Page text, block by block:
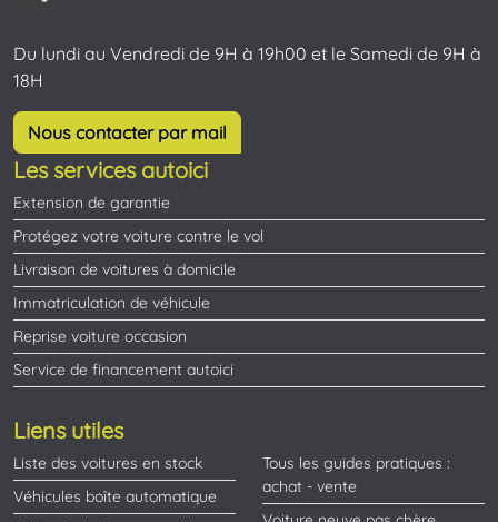
Du lundi au Vendredi de 9H à 19h00 et le Samedi de 9H à
18H
Nous contacter par mail
Les services autoici
Extension de garantie
Protégez votre voiture contre le vol
Livraison de voitures à domicile
Immatriculation de véhicule
Reprise voiture occasion
Service de financement autoici
Liens utiles
Liste des voitures en stock
Véhicules boîte automatique
Tous les guides pratiques :
achat - vente